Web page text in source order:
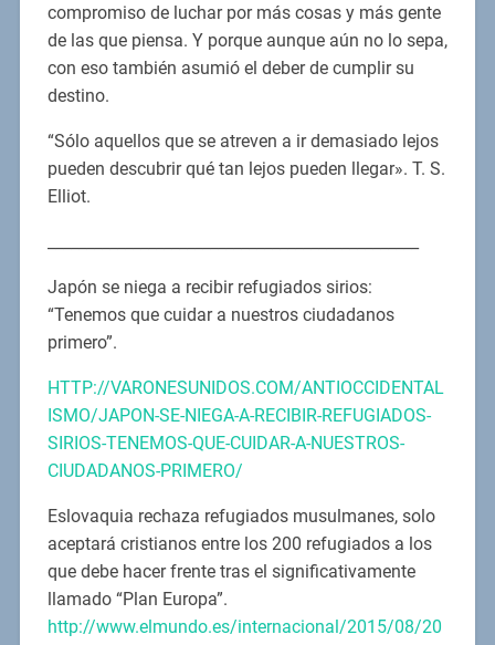
compromiso de luchar por más cosas y más gente
de las que piensa. Y porque aunque aún no lo sepa,
con eso también asumió el deber de cumplir su
destino.
“Sólo aquellos que se atreven a ir demasiado lejos
pueden descubrir qué tan lejos pueden llegar». T. S.
Elliot.
Japón se niega a recibir refugiados sirios:
“Tenemos que cuidar a nuestros ciudadanos
primero”.
HTTP://VARONESUNIDOS.COM/ANTIOCCIDENTAL
ISMO/JAPON-SE-NIEGA-A-RECIBIR-REFUGIADOS-
SIRIOS-TENEMOS-QUE-CUIDAR-A-NUESTROS-
CIUDADANOS-PRIMERO/
Eslovaquia rechaza refugiados musulmanes, solo
aceptará cristianos entre los 200 refugiados a los
que debe hacer frente tras el significativamente
llamado “Plan Europa”.
http://www.elmundo.es/internacional/2015/08/20